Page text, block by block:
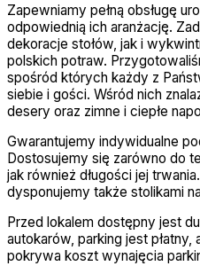
Zapewniamy pełną obsługę
odpowiednią ich aranżację.
dekoracje stołów, jak i
polskich potraw.
spośród których każdy z
siebie i gości. Wśród nich
desery oraz zimne i ciepłe
Gwarantujemy indywidualne
Dostosujemy się zarówno do
jak również długości jej
dysponujemy także stolikami
Przed lokalem dostępny jest
autokarów, parking jest płatny,
pokrywa koszt wynajęcia